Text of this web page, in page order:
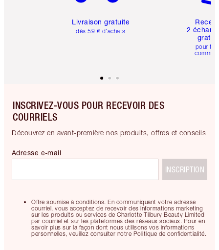
Livraison gratuite
dès 59 € d'achats
2
pour
INSCRIVEZ-VOUS POUR RECEVOIR DES
COURRIELS
Découvrez en avant-première nos produits, offres et conseils
Offre soumise à conditions. En communiquant votre adresse
courriel, vous acceptez de recevoir des informations marketing
sur les produits ou services de Charlotte Tilbury Beauty Limited
par courriel et sur les plateformes des réseaux sociaux. Pour en
savoir plus sur la façon dont nous utilisons vos informations
personnelles, veuillez consulter notre Politique de confidentialité.
Adresse e-mail
INSCRIPTION